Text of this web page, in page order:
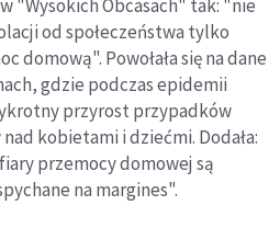
"Wysokich Obcasach" tak: "nie
od społeczeństwa tylko
domową". Powołała się na dane
gdzie podczas epidemii
przyrost przypadków
kobietami i dziećmi. Dodała:
przemocy domowej są
na margines".